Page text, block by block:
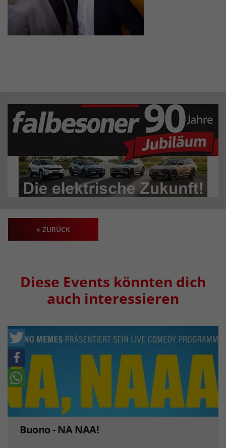
« ZURÜCK
Diese Events könnten dich
auch interessieren
Buono - NA NAA!